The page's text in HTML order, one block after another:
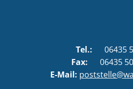
Tel.:
06435
Fax: 06435
E-Mail: